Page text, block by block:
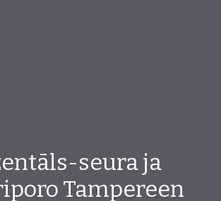
seura ja
Tampereen